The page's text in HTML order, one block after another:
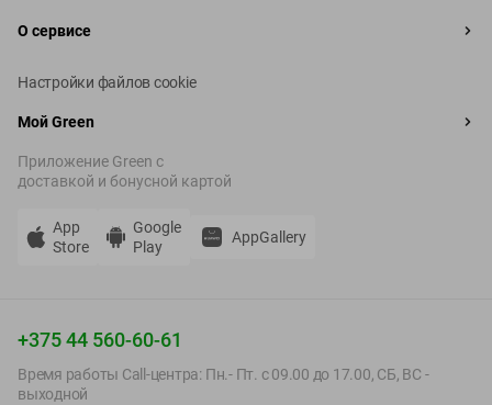
О сервисе
Настройки файлов cookie
Мой Green
Приложение Green c
доставкой и бонусной картой
App
Store
Google
Play
AppGallery
+375 44 560-60-61
Время работы Call-центра: Пн.- Пт. с 09.00 до 17.00, СБ, ВС -
выходной